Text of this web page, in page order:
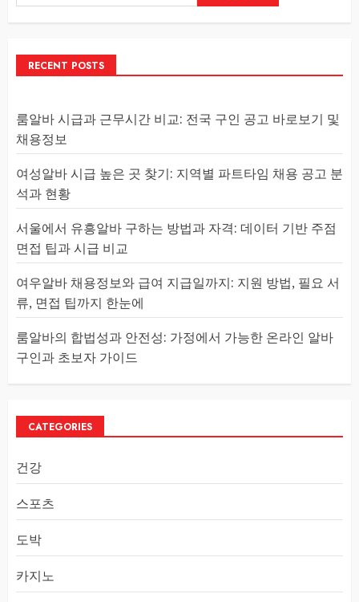
RECENT POSTS
룸알바 시급과 근무시간 비교: 전국 구인 공고 바로보기 및
채용정보
여성알바 시급 높은 곳 찾기: 지역별 파트타임 채용 공고 분
석과 현황
서울에서 유흥알바 구하는 방법과 자격: 데이터 기반 주점
면접 팁과 시급 비교
여우알바 채용정보와 급여 지급일까지: 지원 방법, 필요 서
류, 면접 팁까지 한눈에
룸알바의 합법성과 안전성: 가정에서 가능한 온라인 알바
구인과 초보자 가이드
CATEGORIES
건강
스포츠
도박
카지노